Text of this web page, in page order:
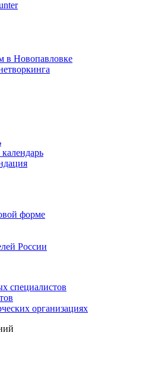
в Новопавловке
форме
России
специалистов
организациях